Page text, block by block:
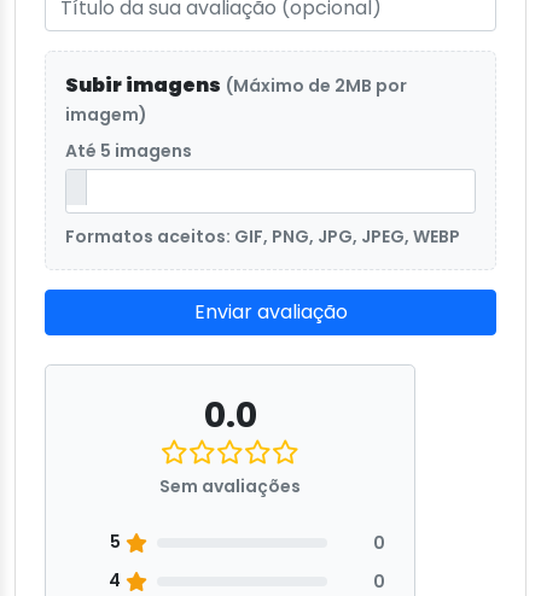
Subir imagens (Máximo de 2MB por
imagem)
Até 5 imagens
Formatos aceitos: GIF, PNG, JPG, JPEG, WEBP
Enviar avaliação
0.0
Sem avaliações
5
0
4
0